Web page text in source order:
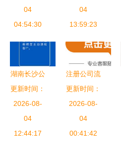
专业商务代
理一站式服
04
04:54:30
代理代办服
务让企业退
04
13:59:23
湖南长沙公
司注册代办
湖南长沙工
商注册代办
湖南长沙代
更新时间：
2026-08-
04
12:44:17
注册公司流
程与商务代
理代办服务
优势详解
更新时间：
2026-08-
04
00:41:42